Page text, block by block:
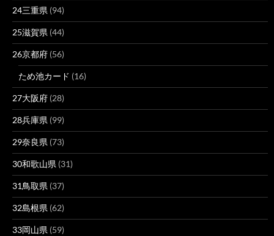
24三重県 (94)
25滋賀県 (44)
26京都府 (56)
ため池カード (16)
27大阪府 (28)
28兵庫県 (99)
29奈良県 (73)
30和歌山県 (31)
31鳥取県 (37)
32島根県 (62)
33岡山県 (59)